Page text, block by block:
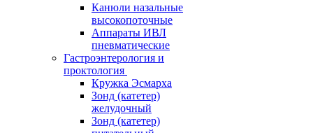
Канюли назальные
высокопоточные
Аппараты ИВЛ
пневматические
Гастроэнтерология и
проктология
Кружка Эсмарха
Зонд (катетер)
желудочный
Зонд (катетер)